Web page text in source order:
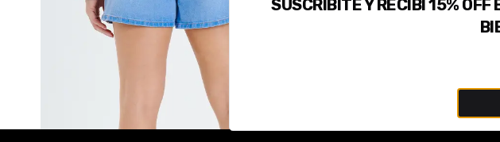
SUSCRIBITE Y RECIBÍ 15% OFF